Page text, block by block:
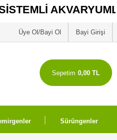
AKVARYUMLAR
Bayi Girişi
Üye Ol/Bayi Ol
Sepetim 0,00 TL
Sürüngenler